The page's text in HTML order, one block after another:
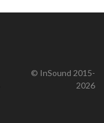
© InSound 2015-
2026